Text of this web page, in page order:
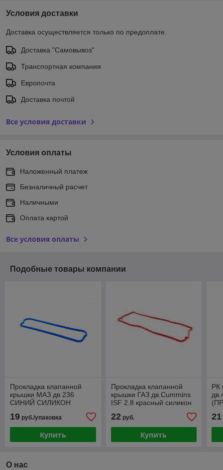
Условия доставки
Доставка осуществляется только по предоплате.
Доставка "Самовывоз"
Транспортная компания
Европочта
Доставка почтой
Все условия доставки
Условия оплаты
Наложенный платеж
Безналичный расчет
Наличными
Оплата картой
Все условия оплаты
Подобные товары компании
Прокладка клапанной
крышки МАЗ дв 236
СИНИЙ СИЛИКОН
19 руб./упаковка
Купить
Прокладка клапанной
крышки ГАЗ дв.Cummins
ISF 2.8 красный силикон
22руб.
Купить
РК
21
О нас